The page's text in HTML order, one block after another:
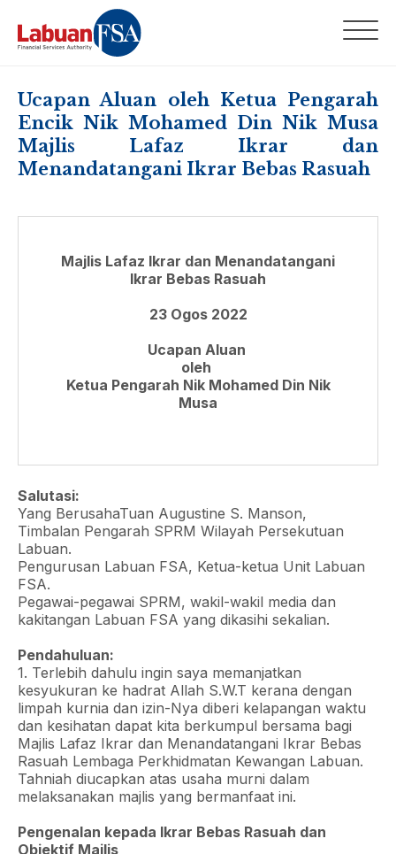
Ucapan Aluan oleh Ketua Pengarah
Encik Nik Mohamed Din Nik Musa
Majlis Lafaz Ikrar dan
Menandatangani Ikrar Bebas Rasuah
Majlis Lafaz Ikrar dan Menandatangani
Ikrar Bebas Rasuah
23 Ogos 2022
Ucapan Aluan
oleh
Ketua Pengarah Nik Mohamed Din Nik
Musa
Salutasi:
Yang BerusahaTuan Augustine S. Manson,
Timbalan Pengarah SPRM Wilayah Persekutuan
Labuan.
Pengurusan Labuan FSA, Ketua-ketua Unit Labuan
FSA.
Pegawai-pegawai SPRM, wakil-wakil media dan
kakitangan Labuan FSA yang dikasihi sekalian.
Pendahuluan:
1. Terlebih dahulu ingin saya memanjatkan
kesyukuran ke hadrat Allah S.W.T kerana dengan
limpah kurnia dan izin-Nya diberi kelapangan waktu
dan kesihatan dapat kita berkumpul bersama bagi
Majlis Lafaz Ikrar dan Menandatangani Ikrar Bebas
Rasuah Lembaga Perkhidmatan Kewangan Labuan.
Tahniah diucapkan atas usaha murni dalam
melaksanakan majlis yang bermanfaat ini.
Pengenalan kepada Ikrar Bebas Rasuah dan
Objektif Majlis